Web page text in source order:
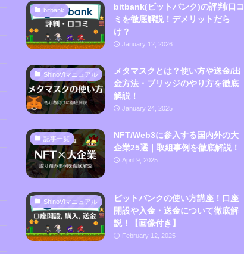
bitbank
bitbank(ビットバンク)の評判/口コ
ミを徹底解説！デメリットだら
け？
January 12, 2026
ShinoViマニュアル
メタマスクとは？使い方や送金/出
金方法・ブリッジのやり方を徹底
解説！
January 24, 2025
記事一覧
NFT/Web3に参入する国内外の大
企業25選｜取組事例を徹底解説！
April 9, 2025
ShinoViマニュアル
ビットバンクの使い方講座！口座
開設や入金・送金について徹底解
説！【画像付き】
February 12, 2025